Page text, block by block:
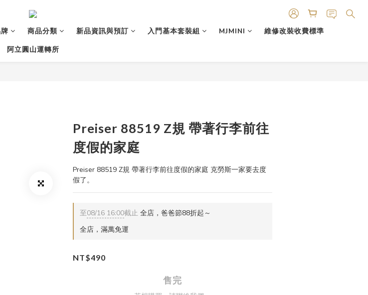
商品分類 新品資訊與預訂 入門基本套裝組 MJMINI
維修改裝收費標準
阿立圓山運轉所
Preiser 88519 Z規 帶著行李前往
度假的家庭
Preiser 88519 Z規 帶著行李前往度假的家庭 克勞斯一家要去度
假了。
至08/16 16:00截止全店，爸爸節88折起～
全店，滿萬免運
NT$490
售完